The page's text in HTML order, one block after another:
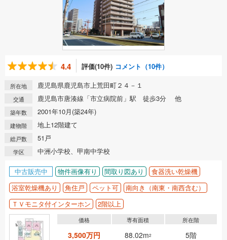
4.4 評価(10件) コメント（10件）
所在地 鹿児島県鹿児島市上荒田町２４－１
交通 鹿児島市唐湊線「市立病院前」駅 徒歩3分 他
築年数 2001年10月(築24年)
建物階 地上12階建て
総戸数 51戸
学区 中洲小学校、甲南中学校
中古販売中 物件画像有り 間取り図あり
食器洗い乾燥機
浴室乾燥機あり
角住戸 ペット可
南向き（南東・南西含む）
ＴＶモニタ付インターホン
2階以上
価格
3,500万円
専有面積
88.02m2
所在階
5階